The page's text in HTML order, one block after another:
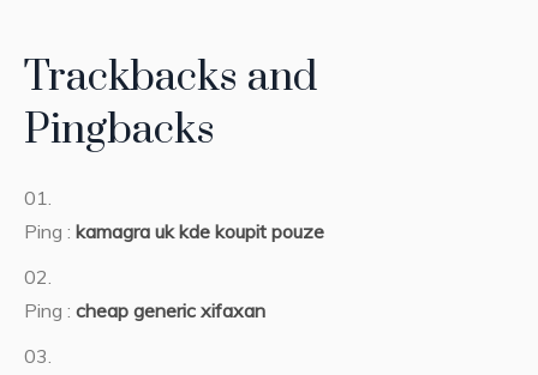
Trackbacks and
Pingbacks
Ping : kamagra uk kde koupit pouze
Ping : cheap generic xifaxan